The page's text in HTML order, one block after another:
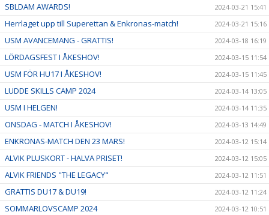
SBLDAM AWARDS! 2024-03-21 15:41
Herrlaget upp till Superettan & Enkronas-match! 2024-03-21 15:16
USM AVANCEMANG - GRATTIS! 2024-03-18 16:19
LÖRDAGSFEST I ÅKESHOV! 2024-03-15 11:54
USM FÖR HU17 I ÅKESHOV! 2024-03-15 11:45
LUDDE SKILLS CAMP 2024 2024-03-14 13:05
USM I HELGEN! 2024-03-14 11:35
ONSDAG - MATCH I ÅKESHOV! 2024-03-13 14:49
ENKRONAS-MATCH DEN 23 MARS! 2024-03-12 15:14
ALVIK PLUSKORT - HALVA PRISET! 2024-03-12 15:05
ALVIK FRIENDS "THE LEGACY" 2024-03-12 11:51
GRATTIS DU17 & DU19! 2024-03-12 11:24
SOMMARLOVSCAMP 2024 2024-03-12 10:51